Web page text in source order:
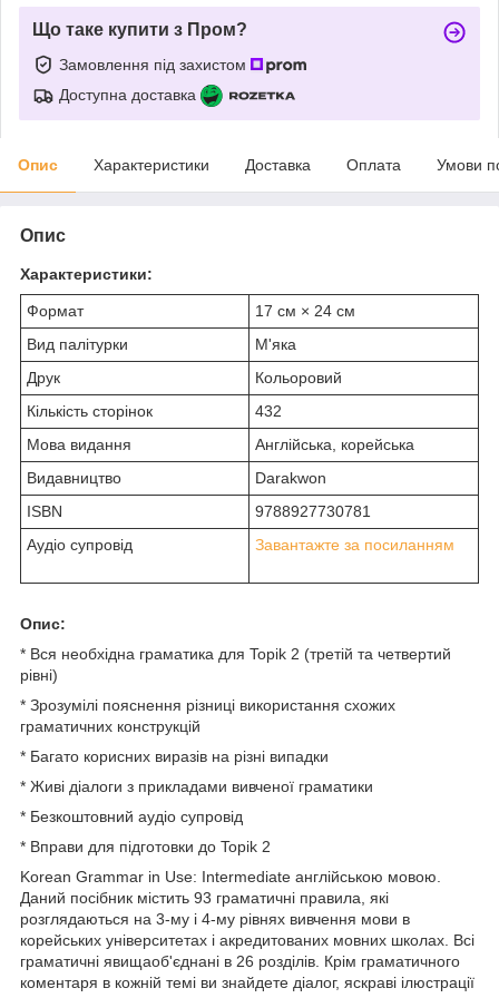
Що таке купити з Пром?
Замовлення під захистом
Доступна доставка
Опис Характеристики Доставка Оплата Умови
Опис
Характеристики:
Формат
17 см × 24 см
Вид палітурки
М'яка
Друк
Кольоровий
Кількість сторінок
432
Мова видання
Англійська, корейська
Видавництво
Darakwon
ISBN
9788927730781
Аудіо супровід
Завантажте за посиланням
Опис:
* Вся необхідна граматика для Topik 2 (третій та четвертий
рівні)
* Зрозумілі пояснення різниці використання схожих
граматичних конструкцій
* Багато корисних виразів на різні випадки
* Живі діалоги з прикладами вивченої граматики
* Безкоштовний аудіо супровід
* Вправи для підготовки до Topik 2
Korean Grammar in Use: Intermediate англійською мовою.
Даний посібник містить 93 граматичні правила, які
розглядаються на 3-му і 4-му рівнях вивчення мови в
корейських університетах і акредитованих мовних школах. Всі
граматичні явищаоб'єднані в 26 розділів. Крім граматичного
коментаря в кожній темі ви знайдете діалог, яскраві ілюстрації